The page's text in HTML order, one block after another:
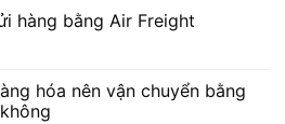
hàng bằng Air Freight
hóa nên vận chuyển bằng